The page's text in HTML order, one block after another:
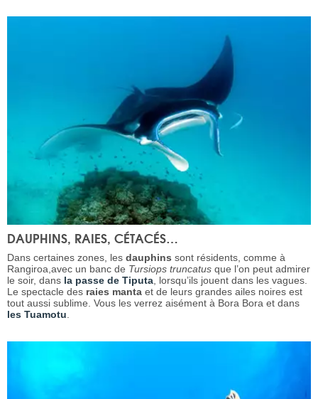
DAUPHINS, RAIES, CÉTACÉS…
Dans certaines zones, les dauphins sont résidents, comme à
Rangiroa,avec un banc de Tursiops truncatus que l’on peut admirer
le soir, dans la passe de Tiputa , lorsqu’ils jouent dans les vagues.
Le spectacle des raies manta et de leurs grandes ailes noires est
tout aussi sublime. Vous les verrez aisément à Bora Bora et dans
les Tuamotu